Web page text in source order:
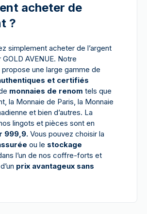
acheter de
?
simplement acheter de l’argent
GOLD AVENUE. Notre
une large gamme de
et certifiés
monnaies de renom tels que
la Monnaie de Paris, la Monnaie
et bien d’autres. La
lingots et pièces sont en
999,9. Vous pouvez choisir la
ou le stockage
l’un de nos coffre-forts et
prix avantageux sans